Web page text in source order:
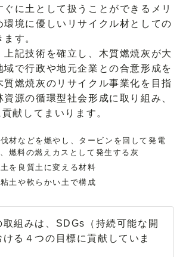
ぐに土として扱うことができるメリ
環境に優しいリサイクル材としての
す。
記技術を確立し、木質燃焼灰が大
域で行政や地元企業との合意形成を
質燃焼灰のリサイクル事業化を目指
源の循環型社会形成に取り組み、
献してまいります。
伐材などを燃やし、タービンを回して発電
燃料の燃えカスとして発生する灰
を良質土に変える材料
土や軟らかい土で構成
取組みは、SDGs（持続可能な開
る４つの目標に貢献していま